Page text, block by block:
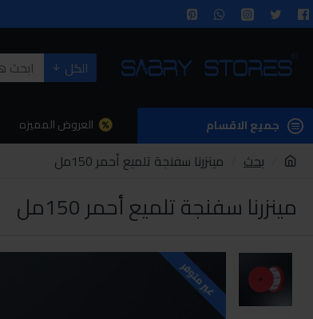
الكل
جميع الاقسام العروض المميزه
بحث مينزرنا سفنجة تلميع أحمر 150مل
مينزرنا سفنجة تلميع أحمر 150مل
غير متوفر